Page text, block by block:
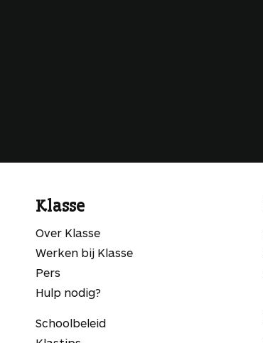
Klasse
Over Klasse
Werken bij Klasse
Pers
Hulp nodig?
Schoolbeleid